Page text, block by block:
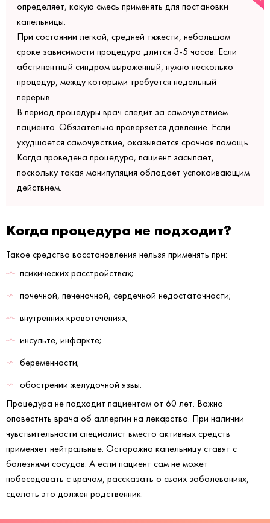
определяет, какую смесь применять для постановки
капельницы.
При состоянии легкой, средней тяжести, небольшом
сроке зависимости процедура длится 3-5 часов. Если
абстинентный синдром выраженный, нужно несколько
процедур, между которыми требуется недельный
перерыв.
В период процедуры врач следит за самочувствием
пациента. Обязательно проверяется давление. Если
ухудшается самочувствие, оказывается срочная помощь.
Когда проведена процедура, пациент засыпает,
поскольку такая манипуляция обладает успокаивающим
действием.
Когда процедура не подходит?
Такое средство восстановления нельзя применять при:
психических расстройствах;
почечной, печеночной, сердечной недостаточности;
внутренних кровотечениях;
инсульте, инфаркте;
беременности;
обострении желудочной язвы.
Процедура не подходит пациентам от 60 лет. Важно
оповестить врача об аллергии на лекарства. При наличии
чувствительности специалист вместо активных средств
применяет нейтральные. Осторожно капельницу ставят с
болезнями сосудов. А если пациент сам не может
побеседовать с врачом, рассказать о своих заболеваниях,
сделать это должен родственник.